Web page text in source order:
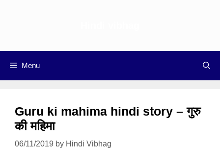
Menu
Guru ki mahima hindi story – गुरु
की महिमा
06/11/2019 by Hindi Vibhag